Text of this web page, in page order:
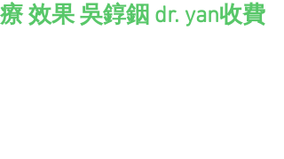
療 效果 吳錞銦 dr. yan收費